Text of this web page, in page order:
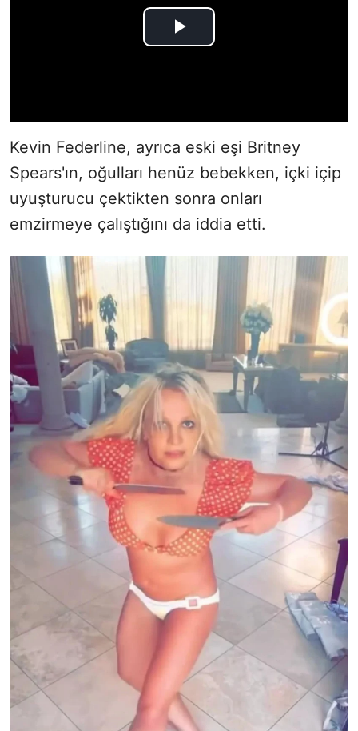
Kevin Federline, ayrıca eski eşi Britney
Spears'ın, oğulları henüz bebekken, içki içip
uyuşturucu çektikten sonra onları
emzirmeye çalıştığını da iddia etti.